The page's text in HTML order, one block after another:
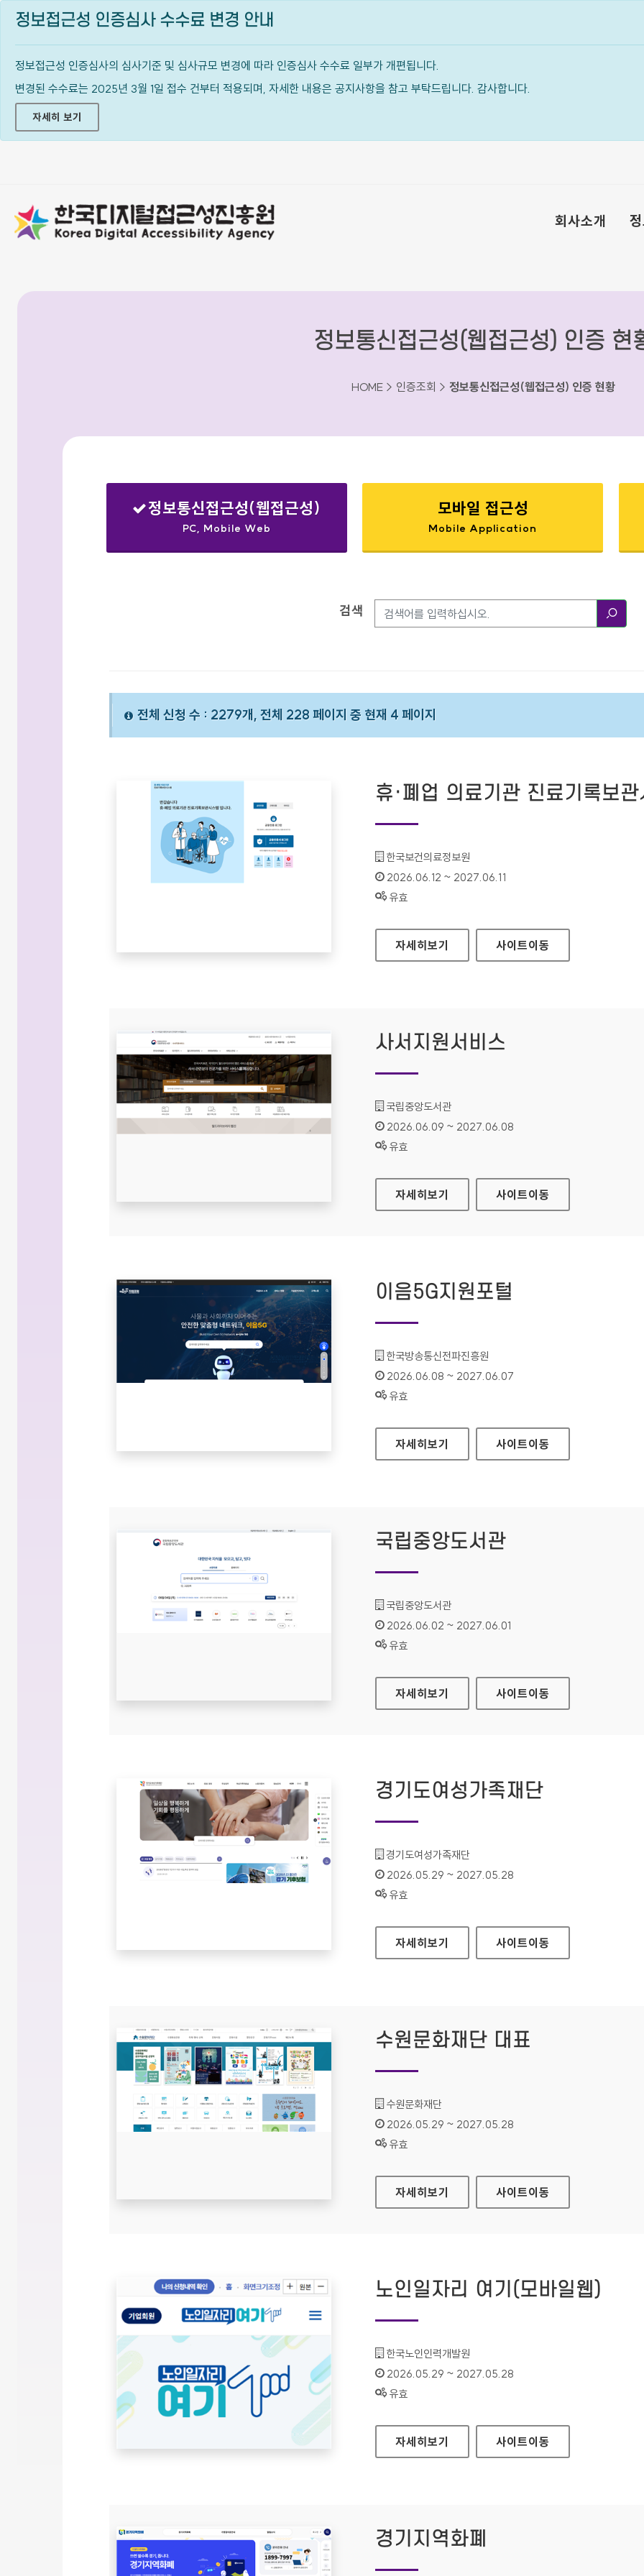
정보접근성 인증심사 수수료 변경 안내
정보접근성 인증심사의 심사기준 및 심사규모 변경에 따라 인증심사 수수료 일부가 개편됩니다.
변경된 수수료는 2025년 3월 1일 접수 건부터 적용되며, 자세한 내용은 공지사항을 참고 부탁드립니다. 감사합니다.
자세히 보기
회사소개
정보통신접근성(웹접근성) 인증 현
HOME > 인증조회 > 정보통신접근성(웹접근성) 인증 현황
정보통신접근성(웹접근성)
PC, Mobile Web
모바일 접근성
Mobile Application
검색
전체 신청 수 : 2279개, 전체 228 페이지 중 현재 4 페이지
휴·폐업 의료기관 진료기록보
기관명 :
한국보건의료정보원
인증기간 :
2026.06.12 ~ 2027.06.11
상태 :
유효
휴·폐업 의료기관 진료기록보관시스템
자세히보기 사이트이동
사서지원서비스
기관명 :
국립중앙도서관
인증기간 :
2026.06.09 ~ 2027.06.08
상태 :
유효
사서지원서비스
자세히보기 사이트이동
이음5G지원포털
기관명 :
한국방송통신전파진흥원
인증기간 :
2026.06.08 ~ 2027.06.07
상태 :
유효
이음5G지원포털
자세히보기 사이트이동
국립중앙도서관
기관명 :
국립중앙도서관
인증기간 :
2026.06.02 ~ 2027.06.01
상태 :
유효
국립중앙도서관
자세히보기 사이트이동
경기도여성가족재단
기관명 :
경기도여성가족재단
인증기간 :
2026.05.29 ~ 2027.05.28
상태 :
유효
경기도여성가족재단
자세히보기 사이트이동
수원문화재단 대표
기관명 :
수원문화재단
인증기간 :
2026.05.29 ~ 2027.05.28
상태 :
유효
수원문화재단 대표
자세히보기 사이트이동
노인일자리 여기(모바일웹)
기관명 :
한국노인인력개발원
인증기간 :
2026.05.29 ~ 2027.05.28
상태 :
유효
노인일자리 여기(모바일웹)
자세히보기 사이트이동
경기지역화폐